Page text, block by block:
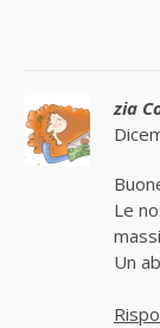
zia
Le
Un